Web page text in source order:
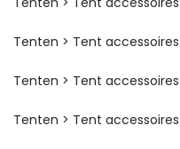
Tenten > Tent
Tenten > Tent
Tenten > Tent